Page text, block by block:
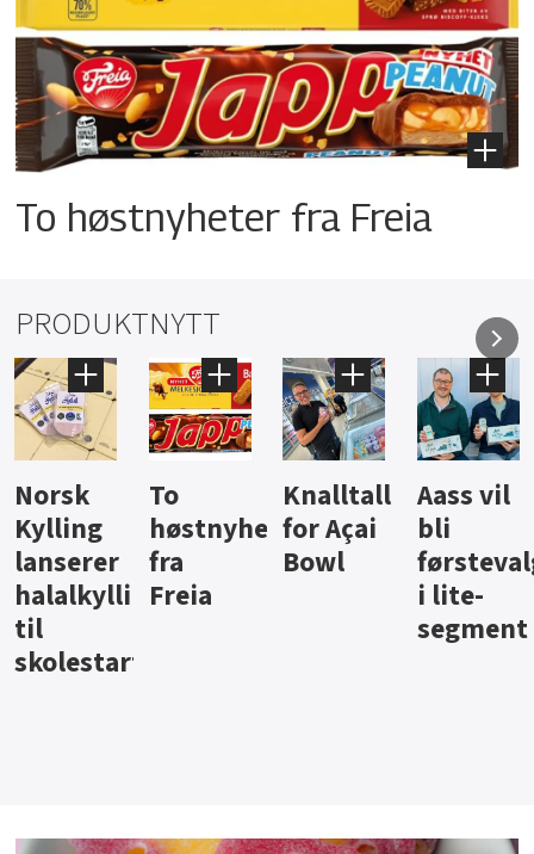
To høstnyheter fra Freia
PRODUKTNYTT
Knalltall
for Açai
Bowl
Aass vil
bli
førstevalg
i lite-
Brus og
jus fra
Berentsen
Hard
iste fra
Hansa